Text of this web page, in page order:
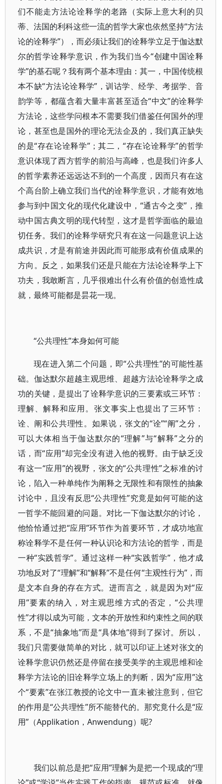
们不能走方法论诠释学的老路（实际上意大利的贝
蒂、法国的利科这些一流的哲学大家也依然坚持“方法
论的诠释学”），而必须让我们的诠释学立足于伽达默
尔的哲学诠释学意识，作为我们当今“创建中国诠释
学”的基石呢？我有两个基本理由：其一，中国传统根
本不缺“方法论诠释学”，训诂学、经学、考据学、音
韵学等，都蕴含着大量丰富甚至适合“中文”的诠释学
方法论，这些学问根本不需要我们借鉴任何国外的理
论，甚至也是国外的理论无法企及的，我们真正缺失
的是“存在论诠释学”；其二，“存在论诠释学”的哲学
意识体现了西方哲学的前沿与高峰，也是我们许多人
的哲学素养还远远达不到的一个高度，因而只有在这
个高台阶上确立我们当代的诠释学意识，才能有效地
参与到中国文化的现代化建设中，“通古今之变”，推
动中国古典文明的现代转型，这才是哲学面临的最迫
切任务。我们的诠释学研究只有在这一问题意识上达
成共识，才是有前途并因此而可能形成有价值成果的
方向。反之，如果我们还是只能在方法论诠释学上下
功夫，我敢断言，几乎很难出什么有价值的创造性成
就，最终可能都是昙花一现。
“公共理性”本身如何可能
现在进入第二个问题，即“公共理性”的可能性基
础。伽达默尔超越主观思维、超越方法论诠释学之成
功的关键，是提出了诠释学意识的三要素或三环节：
理解、解释和应用。张文事实上也提出了三环节：
诠、阐和公共理性。如果说，张文的“诠”“阐”之分，
可以大体相当于伽达默尔的“理解”与“解释”之分的
话，而“应用”却完全没有进入他的视野。由于缺乏没
有这一“应用”的视野，张文的“公共理性”之标准的讨
论，陷入一种单纯作为阐释之无限性和有限性的抽象
讨论中，且没有反思“公共理性”究竟是如何可能的这
一哲学不能回避的问题。对比一下伽达默尔的讨论，
他恰恰通过把“应用”环节作为首要环节，才成功地宣
称诠释学不是任何一种认识论和方法论的哲学，而是
一种“实践哲学”。通过这样一种“实践哲学”，他才成
功地反对了“理解”和“解释”不是任何“主观性行为”，而
是文本自身的存在方式。进而言之，就是因为对“应
用”要素的纳入，对主观思维方式的否定，“公共理
性”才得以成为可能，文本的开放性和约束性之间的联
系，不是“抽象地”而是“具体地”得到了探讨。所以，
我们只需要做简单的对比，就可以印证上述对张文的
诠释学意识仍然还是停留在接受美学的主观思维和诠
释学方法论的旧诠释学立场上的判断，因为“应用”这
个“要素”在张江教授的论文中一直未被注意到，但它
的作用是“公共理性”所不能替代的。那究竟什么是“应
用”（Applikation，Anwendung）呢?
我们以前总是把“应用”理解为是把一个现成的“理